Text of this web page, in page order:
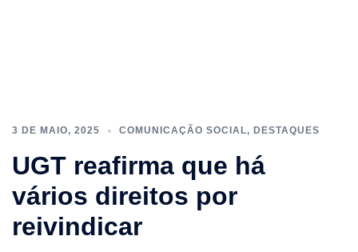
3 DE MAIO, 2025 COMUNICAÇÃO SOCIAL, DESTAQUES
UGT reafirma que há
vários direitos por
reivindicar